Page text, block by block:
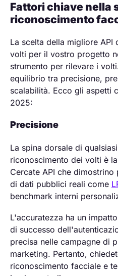
Fattori chiave nella
riconoscimento
La scelta della migliore API
volti per il vostro progetto
strumento per rilevare i
equilibrio tra precisione,
scalabilità. Ecco gli aspetti
2025:
Precisione
La spina dorsale di
riconoscimento dei volti è
Cercate API che
di dati pubblici reali come
benchmark interni
L'accuratezza ha un
di successo
precisa nelle campagne di
marketing. Pertanto,
riconoscimento facciale e